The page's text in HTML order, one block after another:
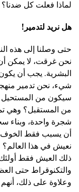
لماذا فعلت كل ضدنا؟
هل نريد لتدمير!
حتى وصلنا إلى هذه
نحن غرقت، لا يمكن
البشرية. يجب أن
شيء، نحن تدمير
سيكون من المستحيل
من المستقبل؟ وهي
شجرة واحدة، وبناء
أن يسبب فقط الخوف
نعيش في هذا العالم؟
ذلك العيش فقط
والتكنوقراط حتى
وعلاوة على ذلك،